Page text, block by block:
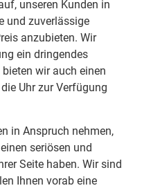
unseren Kunden in
und zuverlässige
anzubieten. Wir
ein dringendes
wir auch einen
Uhr zur Verfügung
in Anspruch nehmen,
seriösen und
Seite haben. Wir sind
Ihnen vorab eine